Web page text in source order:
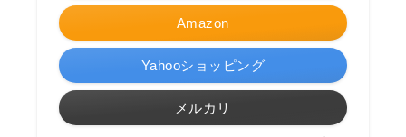
Amazon
Yahooショッピング
メルカリ